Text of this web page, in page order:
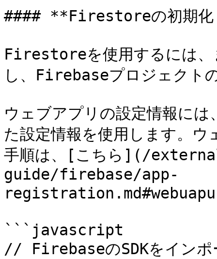
#### **Firestoreの初期
Firestoreを使用するには、
し、Firebaseプロジェクト
ウェブアプリの設定情報に
た設定情報を使用します。
手順は、[こちら](/
guide/firebase/app-
```javascript
// FirebaseのSDKをインポ